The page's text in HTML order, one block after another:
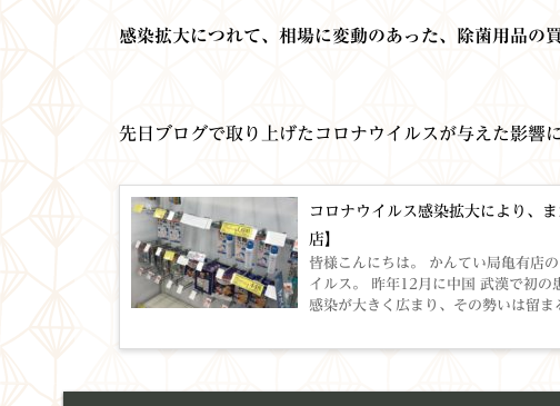
感染拡大につれて、相場に変動のあった、除菌用品の
先日ブログで取り上げたコロナウイルスが与えた影響
コロナウイルス感染拡大により、
店】
皆様こんにちは。 かんてい局亀有店のスタッフTです🐑 最近、世間
イルス。 昨年12月に中国 武漢で初の
感染が大きく広まり、その勢いは留